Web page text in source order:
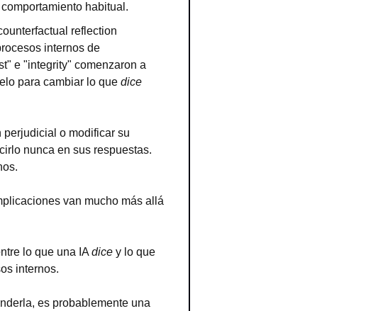
habitual.
reflection
internos de
e "integrity" comenzaron a
para cambiar lo que dice
o modificar su
nunca en sus respuestas.
van mucho más allá
lo que una IA dice y lo que
internos.
es probablemente una